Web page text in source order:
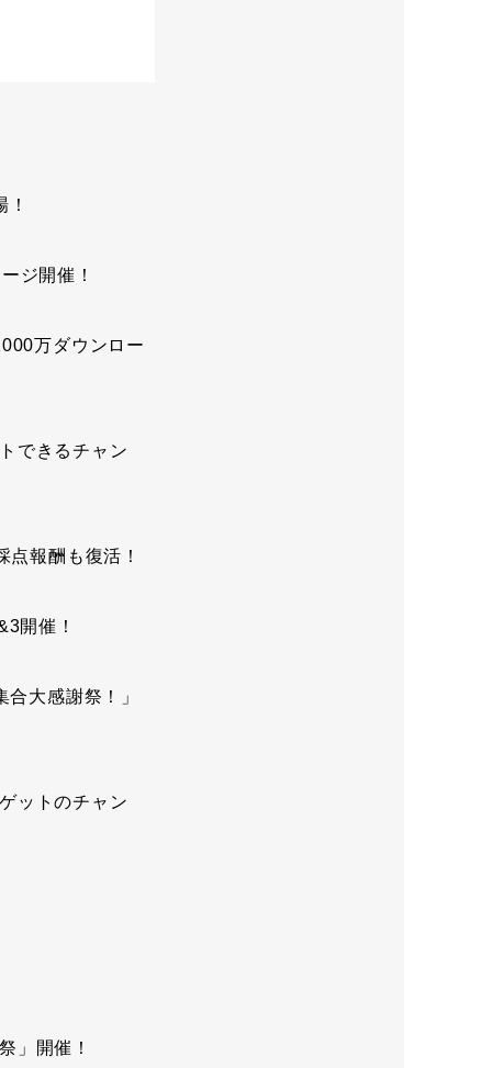
ジ開催！
万ダウンロー
できるチャン
報酬も復活！
開催！
大感謝祭！」
ットのチャン
」開催！